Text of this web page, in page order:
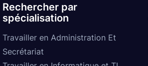
Rechercher par
spécialisation
Travailler en Administration Et
Secrétariat